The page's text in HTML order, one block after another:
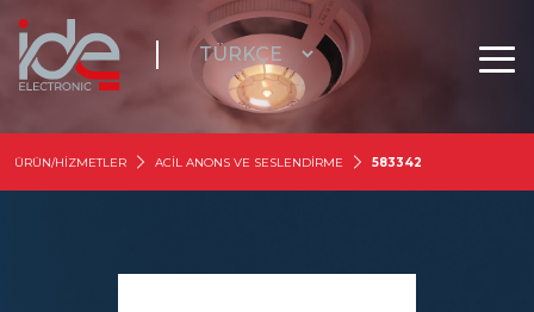
ÜRÜN/HİZMETLER ACİL ANONS VE SESLENDİRME 583342